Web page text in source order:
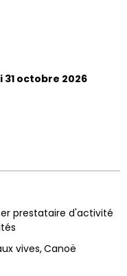
31 octobre 2026
prestataire d'activité
vives Canoë